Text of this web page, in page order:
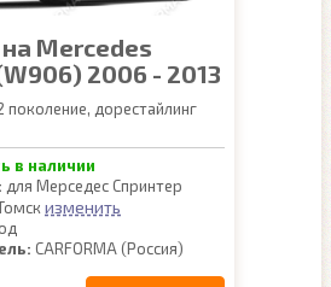
Mercedes
2006 - 2013
поколение, дорестайлинг
в наличии
для Мерседес Спринтер
изменить
CARFORMA (Россия)